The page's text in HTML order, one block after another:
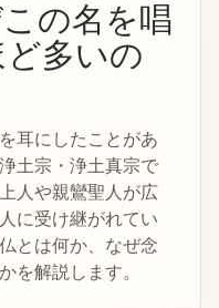
の名を唱
多いの
耳にしたことがあ
土宗・浄土真宗で
人や親鸞聖人が広
に受け継がれてい
とは何か、なぜ念
を解説します。